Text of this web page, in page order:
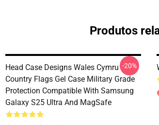
Produtos
Head Case Designs Wales Cymru
Country Flags Gel Case Military Grade
Protection Compatible With Samsung
Galaxy S25 Ultra And MagSafe
-20%